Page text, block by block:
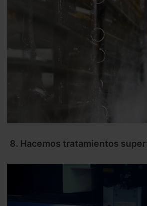
8. Hacemos tratamientos